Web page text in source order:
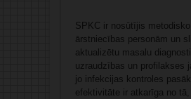
SPKC ir nosūtījis
ārstniecības personām un
aktualizētu masalu
uzraudzības un profilakses
jo infekcijas kontroles
efektivitāte ir atkarīga no